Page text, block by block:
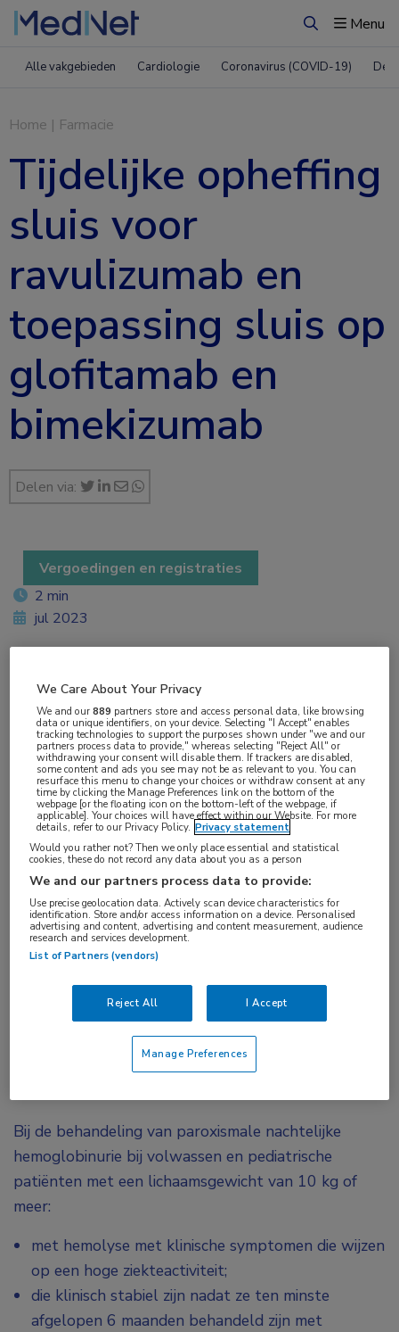
ZoekenMenu
Alle vakgebieden Cardiologie Coronavirus (COVID-19)
Home | Farmacie
Tijdelijke opheffing
sluis voor
ravulizumab en
toepassing sluis op
glofitamab en
bimekizumab
Delen via:
Vergoedingen en registraties
In de Staatscourant is gepubliceerd over de
en toepassing van de sluis op glofitamab en
bimekizumab.
Betreffende de opheffing van de sluis voor
Bij de behandeling van paroxismale nachtelijke
hemoglobinurie bij volwassen en pediatrische
patiënten met een lichaamsgewicht van 10 kg of
meer:
met hemolyse met klinische symptomen die wijzen
op een hoge ziekteactiviteit;
die klinisch stabiel zijn nadat ze ten minste
afgelopen 6 maanden behandeld zijn met
2 min
jul 2023
Vakgebieden:
Dermatologie,Farmacie,Hematologie,Kindergeneeskunde
Reumatologie
Aandachtsgebieden:
Lymfoom,Spondyloartritis
Tags:
axSpA,bimekizumab,DLBCL,glofitamab,nr-axSpA
ravulizumab
We Care About Your Privacy
We and our889 partners store and access personal data, like browsing
data or unique identifiers, on your device. Selecting "I Accept" enables
tracking technologies to support the purposes shown under "we and our
partners process data to provide," whereas selecting "Reject All" or
withdrawing your consent will disable them. If trackers are disabled,
some content and ads you see may not be as relevant to you. You can
resurface this menu to change your choices or withdraw consent at any
time by clicking the Manage Preferences link on the bottom of the
webpage [or the floating icon on the bottom-left of the webpage, if
applicable]. Your choices will have effect within our Website. For more
details, refer to our Privacy Policy. Privacy statement
Would you rather not? Then we only place essential and statistical
cookies, these do not record any data about you as a person
We and our partners process data to provide:
Use precise geolocation data. Actively scan device characteristics for
identification. Store and/or access information on a device. Personalised
advertising and content, advertising and content measurement, audience
research and services development.
List of Partners (vendors)
Reject All I Accept
Manage Preferences